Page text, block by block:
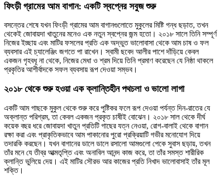
ফিংড়ী গ্রামের আম বাগান: একটি স্বপ্নের সবুজ শুরু
বসন্তের শেষে যখন ফিংড়ী গ্রামের আম বাগানগুলোতে মুকুলের মিষ্টি গন্ধ ছড়াত, তখন
থেকেই জোবায়দা খাতুনের মনেও এক নতুন স্বপ্নের জন্ম হতো। ২০১৮ সালে তিনি সম্পূর্ণ
নিজের ইচ্ছায় এবং মাটির ফসলের প্রতি এক অদ্ভুত ভালোবাসা থেকে আম চাষ ও ফল
ব্যবসার এই চ্যালেঞ্জিং জগতে পা রাখেন। স্বামী ছবেদ আলীর পাশে দাঁড়িয়ে কেবল
একজন গৃহবধূ না থেকে, নিজের মেধা ও শ্রম দিয়ে তিনি প্রমাণ করেছেন যে নিষ্ঠা থাকলে
প্রকৃতির আশীর্বাদকে সফল ব্যবসায় রূপ দেওয়া সম্ভব।
২০১৮ থেকে শুরু হওয়া এক ক্লান্তিহীন পথচলা ও ভালো লাগা
একটি আম গাছকে মুকুল থেকে শুরু করে পুষ্টিকর ফলে রূপ দেওয়া পর্যন্ত দিন-রাতের যে
অক্লান্ত পরিশ্রম, তা কেবল একজন প্রকৃত চাষীই বোঝেন। ২০১৮ সাল থেকে দীর্ঘ
কয়েক বছর ধরে জোবায়দা খাতুন প্রতিটি গাছের যত্ন নেওয়া, রোগ-বালাই থেকে বাগান
রক্ষা করা এবং প্রাকৃতিকভাবে আম পাকানোর পুরো প্রক্রিয়াটি গভীর মনোযোগ দিয়ে
তদারকি করছেন। যখন বাগানের ডালে ডালে রসালো আমগুলো পেকে সুবাস ছড়ায়, তখন
তাঁর মনে যে তীব্র আত্মতৃপ্তি এবং অনাবিল আনন্দ কাজ করে, তা তাঁর সমস্ত শারীরিক
ক্লান্তি ভুলিয়ে দেয়। এই মাটির সৌরভ আর কাজের প্রতি নিখাদ ভালোবাসাই তাঁর মূল
শক্তি।